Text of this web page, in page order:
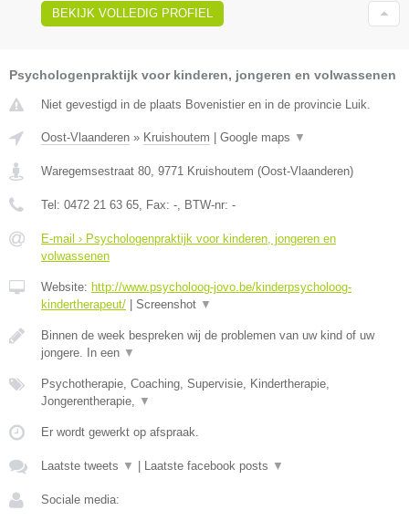
BEKIJK VOLLEDIG PROFIEL
Psychologenpraktijk voor kinderen, jongeren en volwassenen
Niet gevestigd in de plaats Bovenistier en in de provincie Luik.
Oost-Vlaanderen » Kruishoutem Google maps ▼
Waregemsestraat 80, 9771 Kruishoutem (Oost-Vlaanderen)
Tel: 0472 21 63 65, Fax: -, BTW-nr: -
E-mail › Psychologenpraktijk voor kinderen, jongeren en
volwassenen
Website: http://www.psycholoog-jovo.be/kinderpsycholoog-
kindertherapeut/
Screenshot ▼
Binnen de week bespreken wij de problemen van uw kind of uw
jongere. In een ▼
Psychotherapie, Coaching, Supervisie, Kindertherapie,
Jongerentherapie, ▼
Er wordt gewerkt op afspraak.
Laatste tweets ▼ Laatste facebook posts ▼
Sociale media: